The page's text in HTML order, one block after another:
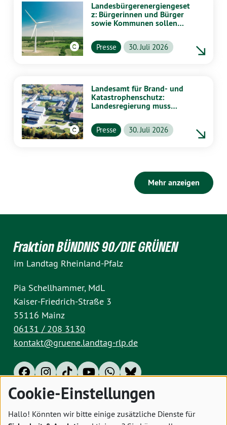
Landesbürgerenergiengeset
z: Bürgerinnen und Bürger
sowie Kommunen sollen
profitieren
Presse 30. Juli 2026
Landesamt für Brand- und
Katastrophenschutz:
Landesregierung muss
Presse 30. Juli 2026
Mehr anzeigen
Fraktion BÜNDNIS 90/DIE GRÜNEN
im Landtag Rheinland-Pfalz
Pia Schellhammer, MdL
Kaiser-Friedrich-Straße 3
55116 Mainz
06131 / 208 3130
kontakt@gruene.landtag-rlp.de
Impressum Datenschutz Cookies
Cookie-Einstellungen
Hallo! Könnten wir bitte einige zusätzliche Dienste für